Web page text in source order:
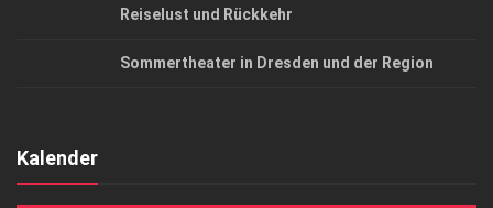
Reiselust und Rückkehr
Sommertheater in Dresden und der Region
Kalender